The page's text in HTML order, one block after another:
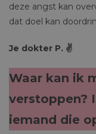
deze angst kan
dat doel kan
Je dokter P. ✌️
Waar kan ik
verstoppen?
iemand die